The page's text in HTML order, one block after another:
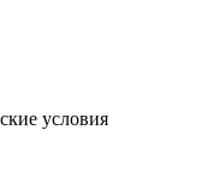
условия